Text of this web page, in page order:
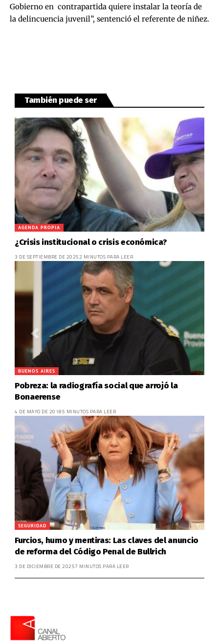
Gobierno en contrapartida quiere instalar la teoría de
la delincuencia juvenil”, sentenció el referente de niñez.
También puede ser
AGENDA PROPIA
¿Crisis institucional o crisis económica?
3 DE SEPTIEMBRE DE 20252 MINUTOS PARA LEER
BUENOS AIRES
Pobreza: la radiografía social que arrojó la
Bonaerense
4 DE MAYO DE 20185 MINUTOS PARA LEER
SEGURIDAD
Furcios, humo y mentiras: Las claves del anuncio
de reforma del Código Penal de Bullrich
3 DE DICIEMBRE DE 20257 MINUTOS PARA LEER